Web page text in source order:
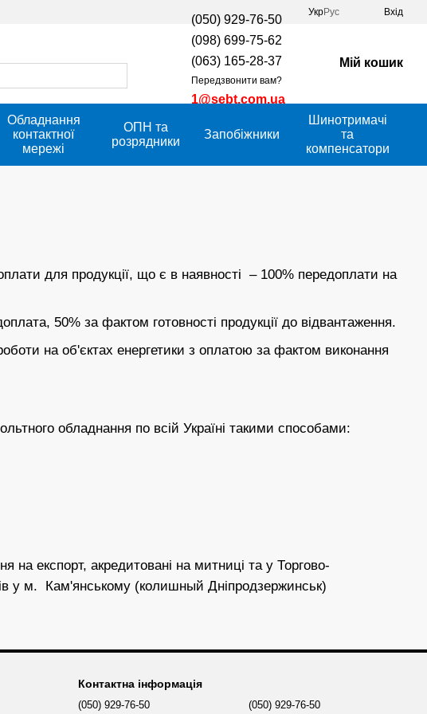
УкрРус Вхід
(050) 929-76-50
(098) 699-75-62
(063) 165-28-37
Передзвонити вам?
1@sebt.com.ua
Мій кошик
Обладнання
контактної
мережі
ОПН та
розрядники
Запобіжники
Шинотримачі
та
компенсатори
для продукції, що є в наявності – 100% передоплати на
50% за фактом готовності продукції до відвантаження.
на об'єктах енергетики з оплатою за фактом виконання
обладнання по всій Україні такими способами:
на експорт, акредитовані на митниці та у Торгово-
у м. Кам'янському (колишный Дніпродзержинськ)
Контактна інформація
(050) 929-76-50 (050) 929-76-50